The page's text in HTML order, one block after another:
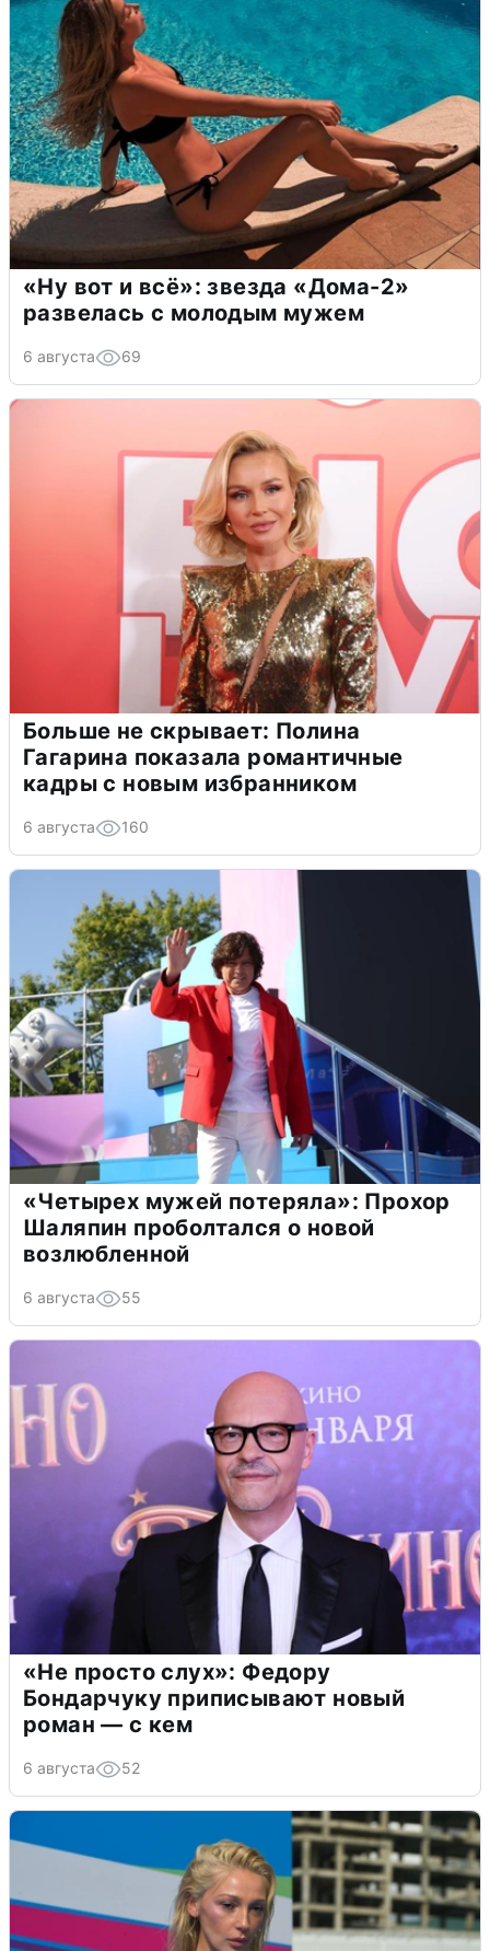
«Ну вот и всё»: звезда «Дома-2»
развелась с молодым мужем
6 августа 69
Больше не скрывает: Полина
Гагарина показала романтичные
кадры с новым избранником
6 августа 160
«Четырех мужей потеряла»: Прохор
Шаляпин проболтался о новой
возлюбленной
6 августа 55
«Не просто слух»: Федору
Бондарчуку приписывают новый
роман — с кем
6 августа 52